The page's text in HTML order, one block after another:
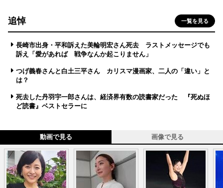
追悼 一覧を見る
長崎市出身・平和訴えた美輪明宏さん死去 ラストメッセージでも
訴え「愛があれば 戦争なんか起こりません」
つげ義春さんと白土三平さん カリスマ漫画家、二人の「違い」と
は？
死去した丹羽宇一郎さんは、経済界有数の読書家だった 『死ぬほ
ど読書』ベストセラーに
動画で見る 画像で見る